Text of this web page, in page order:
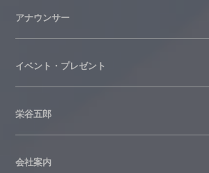
アナウンサー
イベント・プレゼント
栄谷五郎
会社案内